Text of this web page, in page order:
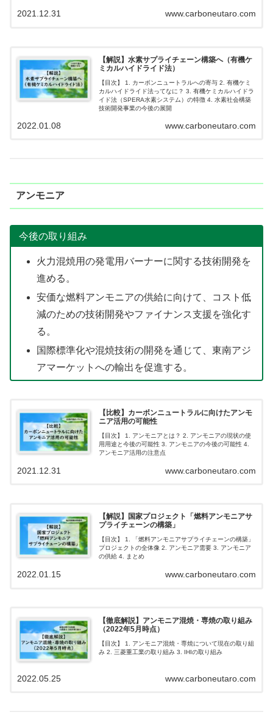
www.carboneutaro.com
2021.12.31
【解説】水素サプライチェーン構築へ（有機ケ
ミカルハイドライド法）
【目次】 1. カーボンニュートラルへの寄与 2. 有機ケミ
カルハイドライド法ってなに？ 3. 有機ケミカルハイドラ
イド法（SPERA水素システム）の特徴 4. 水素社会構築
技術開発事業の今後の展開
www.carboneutaro.com
2022.01.08
アンモニア
今後の取り組み
火力混焼用の発電用バーナーに関する技術開発を
進める。
安価な燃料アンモニアの供給に向けて、コスト低
減のための技術開発やファイナンス支援を強化す
る。
国際標準化や混焼技術の開発を通じて、東南アジ
アマーケットへの輸出を促進する。
【比較】カーボンニュートラルに向けたアンモ
ニア活用の可能性
【目次】 1. アンモニアとは？ 2. アンモニアの現状の使
用用途と今後の可能性 3. アンモニアの今後の可能性 4.
アンモニア活用の注意点
www.carboneutaro.com
2021.12.31
【解説】国家プロジェクト「燃料アンモニアサ
プライチェーンの構築」
【目次】 1. 「燃料アンモニアサプライチェーンの構築」
プロジェクトの全体像 2. アンモニア需要 3. アンモニア
の供給 4. まとめ
www.carboneutaro.com
2022.01.15
【徹底解説】アンモニア混焼・専焼の取り組み
（2022年5月時点）
【目次】 1. アンモニア混焼・専焼について現在の取り組
み 2. 三菱重工業の取り組み 3. IHIの取り組み
www.carboneutaro.com
2022.05.25